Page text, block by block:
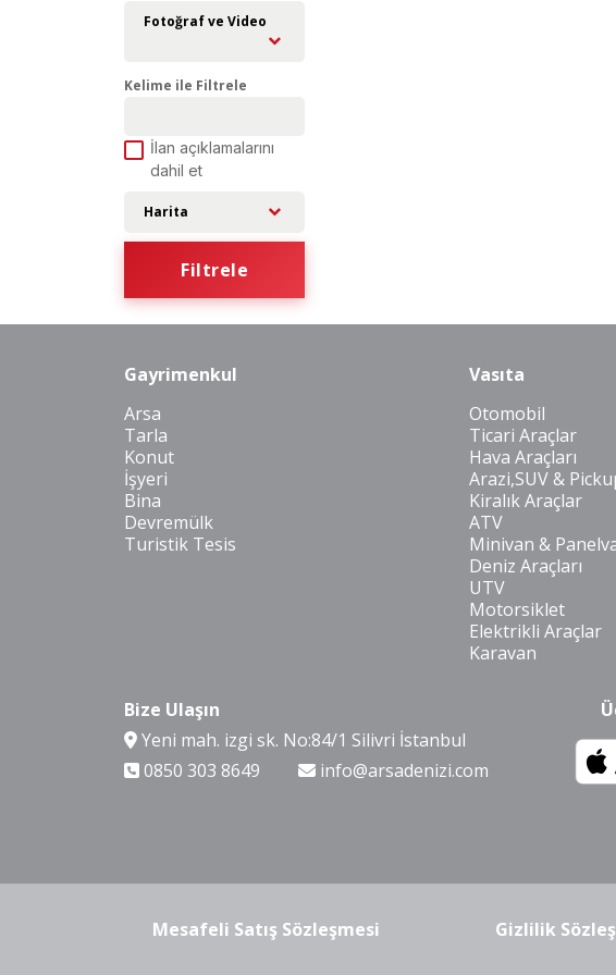
Fotoğraf ve Video
Kelime ile Filtrele
İlan açıklamalarını
dahil et
Harita
Filtrele
Gayrimenkul
Arsa
Tarla
Konut
İşyeri
Bina
Devremülk
Turistik Tesis
Vasıta
Otomobil
Ticari Araçlar
Hava Araçları
Arazi,SUV &
Kiralık Araçlar
ATV
Minivan &
Deniz Araçları
UTV
Motorsiklet
Elektrikli Araçlar
Karavan
Bize Ulaşın
Yeni mah. izgi sk. No:84/1 Silivri İstanbul
0850 303 8649
info@arsadenizi.com
Mesafeli Satış Sözleşmesi Gizlilik